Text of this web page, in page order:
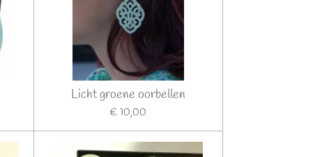
Licht groene oorbellen
€ 10,00